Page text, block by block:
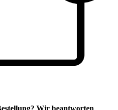
Wir beantworten